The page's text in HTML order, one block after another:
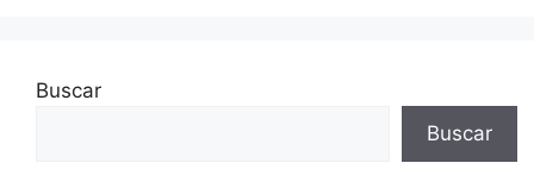
Buscar
Buscar